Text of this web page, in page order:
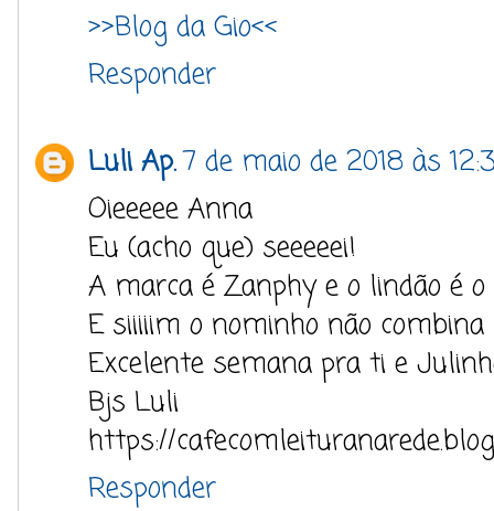
>>Blog da Gio<<
Responder
Luli Ap.7 de maio de 2018 às
Oieeeee Anna
Eu (acho que) seeeeei!
A marca é Zanphy e o lindão é
E siiiiim o nominho não
Excelente semana pra ti e
Bjs Luli
https://
Responder